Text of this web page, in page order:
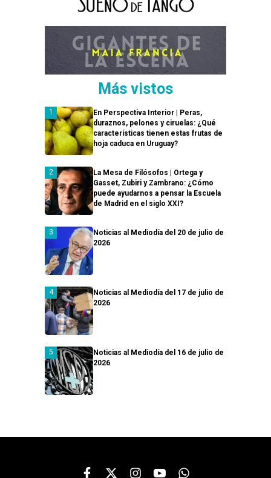
Más vistos
En Perspectiva Interior | Peras,
duraznos, pelones y ciruelas: ¿Qué
características tienen estas frutas de
hoja caduca en Uruguay?
La Mesa de Filósofos | Ortega y
Gasset, Zubiri y Zambrano: ¿Cómo
puede ayudarnos a pensar la Escuela
de Madrid en el siglo XXI?
Noticias al Mediodía del 20 de julio de
2026
Noticias al Mediodía del 17 de julio de
2026
Noticias al Mediodía del 16 de julio de
2026